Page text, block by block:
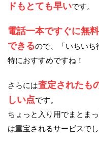
ドもとても早いです。
電話一本ですぐに無
できるので、「いちいち
特におすすめですね！
さらには査定されたも
しい点です。
ちょっと入り用でまとま
は重宝されるサービスでし